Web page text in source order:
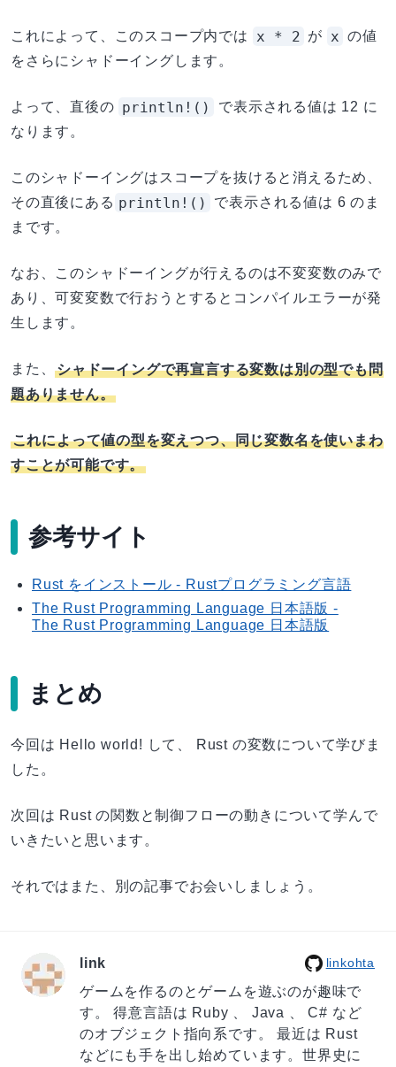
これによって、このスコープ内では x * 2 が x の値
をさらにシャドーイングします。
よって、直後の println!()
で表示される値は 12 に
なります。
このシャドーイングはスコープを抜けると消えるため、
その直後にある println!()
で表示される値は 6 のま
まです。
なお、このシャドーイングが行えるのは不変変数のみで
あり、可変変数で行おうとするとコンパイルエラーが発
生します。
また、シャドーイングで再宣言する変数は別の型でも問
題ありません。
これによって値の型を変えつつ、同じ変数名を使いまわ
すことが可能です。
参考サイト
Rust をインストール - Rustプログラミング言語
The Rust Programming Language 日本語版 -
The Rust Programming Language 日本語版
まとめ
今回は Hello world! して、 Rust の変数について学びま
した。
次回は Rust の関数と制御フローの動きについて学んで
いきたいと思います。
それではまた、別の記事でお会いしましょう。
link linkohta
ゲームを作るのとゲームを遊ぶのが趣味で
す。 得意言語は Ruby 、 Java 、 C# など
のオブジェクト指向系です。 最近は Rust
などにも手を出し始めています。世界史に